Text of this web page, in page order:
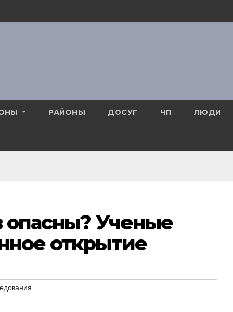
РАЙОНЫ ДОСУГ ЧП ЛЮДИ
опасны? Ученые
открытие